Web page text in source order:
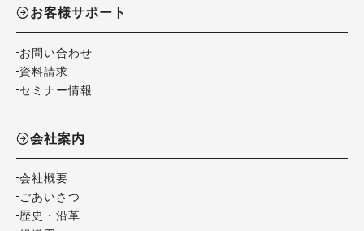
お客様サポート
お問い合わせ
資料請求
セミナー情報
会社案内
会社概要
ごあいさつ
歴史・沿革